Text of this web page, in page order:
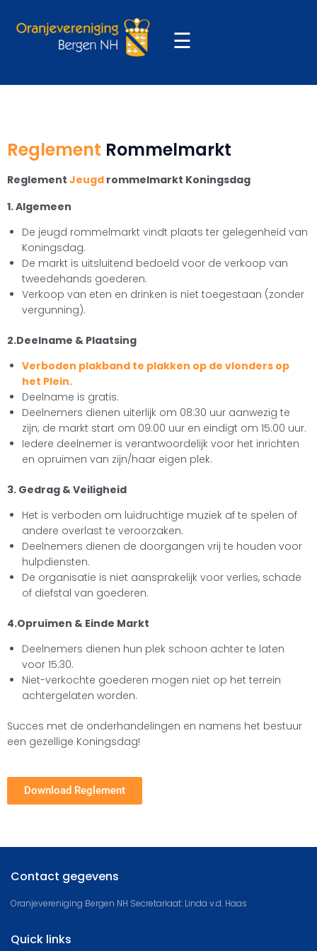
☰
Reglement Rommelmarkt
Reglement Jeugd rommelmarkt Koningsdag
1. Algemeen
De jeugd rommelmarkt vindt plaats ter gelegenheid van
Koningsdag.
De markt is uitsluitend bedoeld voor de verkoop van
tweedehands goederen.
Verkoop van eten en drinken is niet toegestaan (zonder
vergunning).
2.Deelname & Plaatsing
Verboden plakband te plakken op de vlonders op
het Plein.
Deelname is gratis.
Deelnemers dienen uiterlijk om 08:30 uur aanwezig te
zijn; de markt start om 09:00 uur en eindigt om 15:00 uur.
Iedere deelnemer is verantwoordelijk voor het inrichten
en opruimen van zijn/haar eigen plek.
3. Gedrag & Veiligheid
Het is verboden om luidruchtige muziek af te spelen of
andere overlast te veroorzaken.
Deelnemers dienen de doorgangen vrij te houden voor
hulpdiensten.
De organisatie is niet aansprakelijk voor verlies, schade
of diefstal van goederen.
4.Opruimen & Einde Markt
Deelnemers dienen hun plek schoon achter te laten
voor 15:30.
Niet-verkochte goederen mogen niet op het terrein
achtergelaten worden.
Succes met de onderhandelingen en namens het bestuur
een gezellige Koningsdag!
Download Reglement
Contact gegevens
Oranjevereniging Bergen NH Secretariaat: Linda v.d. Haas
Quick links